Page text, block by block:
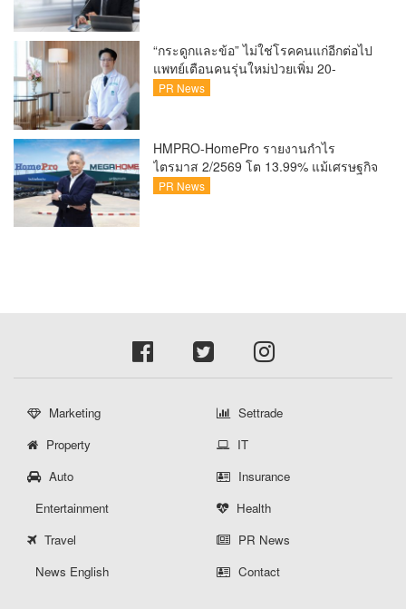
แล้ว
“กระดูกและข้อ” ไม่ใช่โรคคนแก่อีกต่อไป
แพทย์เตือนคนรุ่นใหม่ป่วยเพิ่ม 20-
30% เสี่ยง ‘ข้อเข่าเสื่อมก่อนวัย’ จาก
PR News
HMPRO-HomePro รายงานกำไร
ไตรมาส 2/2569 โต 13.99% แม้เศรษฐกิจ
ผันผวนเดินหน้าขยายสาขา เสริมพอร์ต
PR News
Marketing
Settrade
Property
IT
Auto
Insurance
Entertainment
Health
Travel
PR News
News English
Contact